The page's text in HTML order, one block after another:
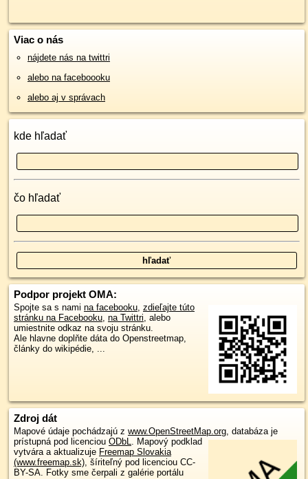
Viac o nás
nájdete nás na twittri
alebo na faceboooku
alebo aj v správach
kde hľadať
čo hľadať
Podpor projekt OMA:
Spojte sa s nami na facebooku, zdieľajte túto
stránku na Facebooku, na Twittri, alebo
umiestnite odkaz na svoju stránku.
Ale hlavne doplňte dáta do Openstreetmap,
články do wikipédie, ...
Zdroj dát
Mapové údaje pochádzajú z www.OpenStreetMap.org, databáza je
prístupná pod licenciou ODbL. Mapový podklad
vytvára a aktualizuje Freemap Slovakia
(www.freemap.sk), šíriteľný pod licenciou CC-
BY-SA. Fotky sme čerpali z galérie portálu